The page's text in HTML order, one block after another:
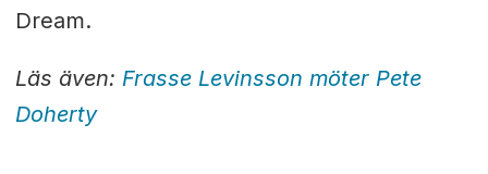
Dream.
Läs även: Frasse Levinsson möter Pete
Doherty